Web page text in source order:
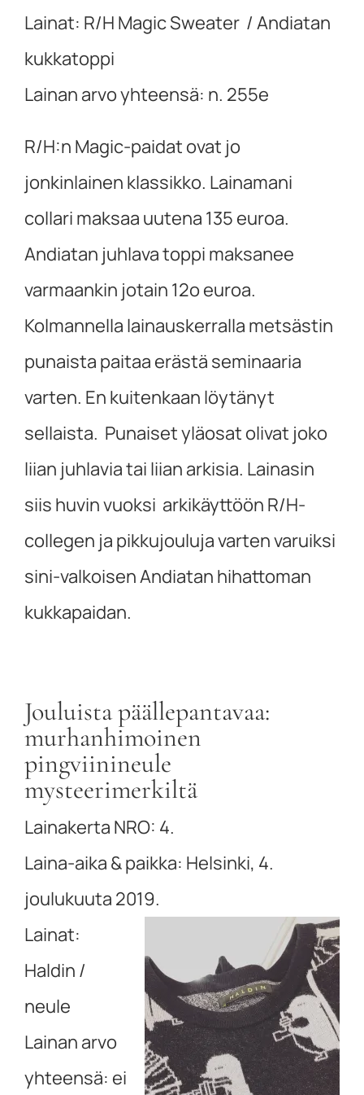
Lainat: R/H Magic Sweater / Andiatan
kukkatoppi
Lainan arvo yhteensä: n. 255e
R/H:n Magic-paidat ovat jo
jonkinlainen klassikko. Lainamani
collari maksaa uutena 135 euroa.
Andiatan juhlava toppi maksanee
varmaankin jotain 12o euroa.
Kolmannella lainauskerralla metsästin
punaista paitaa erästä seminaaria
varten. En kuitenkaan löytänyt
sellaista. Punaiset yläosat olivat joko
liian juhlavia tai liian arkisia. Lainasin
siis huvin vuoksi arkikäyttöön R/H-
collegen ja pikkujouluja varten varuiksi
sini-valkoisen Andiatan hihattoman
kukkapaidan.
Jouluista päällepantavaa:
murhanhimoinen
pingviinineule
mysteerimerkiltä
Lainakerta NRO: 4.
Laina-aika & paikka: Helsinki, 4.
joulukuuta 2019.
Lainat:
Haldin /
neule
Lainan arvo
yhteensä: ei